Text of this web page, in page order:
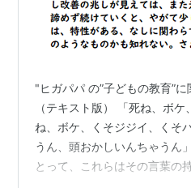
"ヒガパパ の”子どもの教育”
（テキスト版） 「死ね、ボ
ね、ボケ、くそジジイ、くそ
うん、頭おかしいんちゃうん
とって、これらはその言葉の